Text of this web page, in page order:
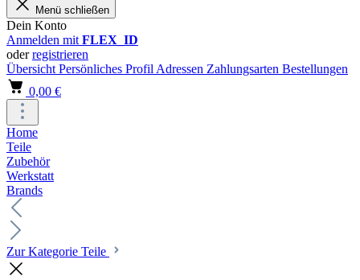
Menü schließen
Dein Konto
Anmelden mit FLEX_ID
oderregistrieren
Übersicht Persönliches Profil Adressen Zahlungsarten Bestellungen
0,00 €
Home
Teile
Zubehör
Werkstatt
Brands
Zur Kategorie Teile